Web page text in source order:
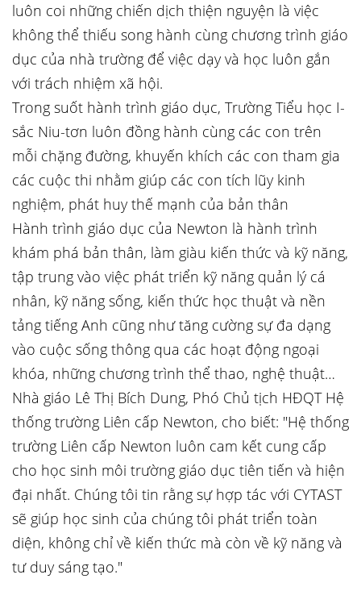
luôn coi những chiến dịch thiện nguyện là việc
không thể thiếu song hành cùng chương trình giáo
dục của nhà trường để việc dạy và học luôn gắn
với trách nhiệm xã hội.
Trong suốt hành trình giáo dục, Trường Tiểu học I-
sắc Niu-tơn luôn đồng hành cùng các con trên
mỗi chặng đường, khuyến khích các con tham gia
các cuộc thi nhằm giúp các con tích lũy kinh
nghiệm, phát huy thế mạnh của bản thân
Hành trình giáo dục của Newton là hành trình
khám phá bản thân, làm giàu kiến thức và kỹ năng,
tập trung vào việc phát triển kỹ năng quản lý cá
nhân, kỹ năng sống, kiến thức học thuật và nền
tảng tiếng Anh cũng như tăng cường sự đa dạng
vào cuộc sống thông qua các hoạt động ngoại
khóa, những chương trình thể thao, nghệ thuật…
Nhà giáo Lê Thị Bích Dung, Phó Chủ tịch HĐQT Hệ
thống trường Liên cấp Newton, cho biết: "Hệ thống
trường Liên cấp Newton luôn cam kết cung cấp
cho học sinh môi trường giáo dục tiên tiến và hiện
đại nhất. Chúng tôi tin rằng sự hợp tác với CYTAST
sẽ giúp học sinh của chúng tôi phát triển toàn
diện, không chỉ về kiến thức mà còn về kỹ năng và
tư duy sáng tạo."